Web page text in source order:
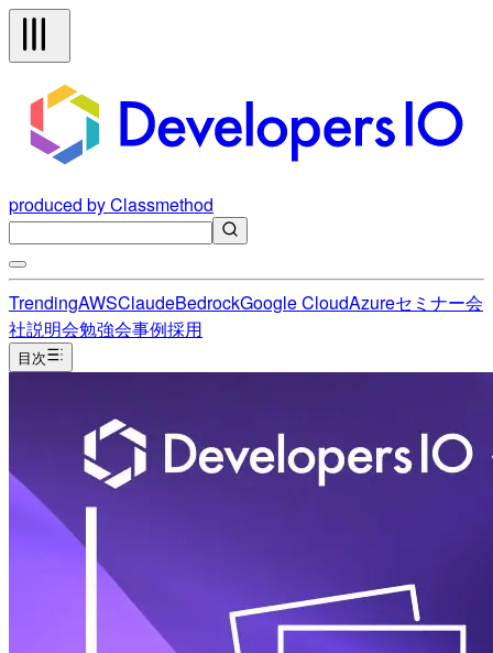
produced by Classmethod
TrendingAWSClaudeBedrockGoogle CloudAzureセミナー会
社説明会勉強会事例採用
目次